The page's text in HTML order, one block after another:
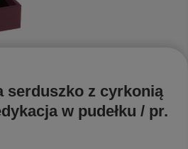
serduszko z cyrkonią
w pudełku / pr.